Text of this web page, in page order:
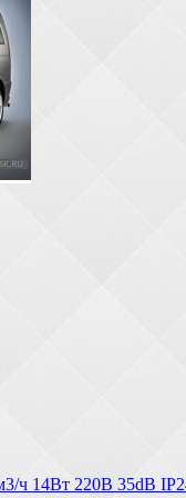
ч 14Вт 220В 35dB